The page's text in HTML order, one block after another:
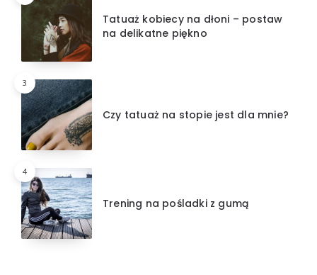
Tatuaż kobiecy na dłoni – postaw
na delikatne piękno
3
Czy tatuaż na stopie jest dla mnie?
4
Trening na pośladki z gumą